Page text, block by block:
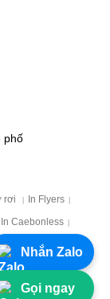
phố
rơi In Flyers
In Caebonless
Nhắn Zalo
Gọi ngay